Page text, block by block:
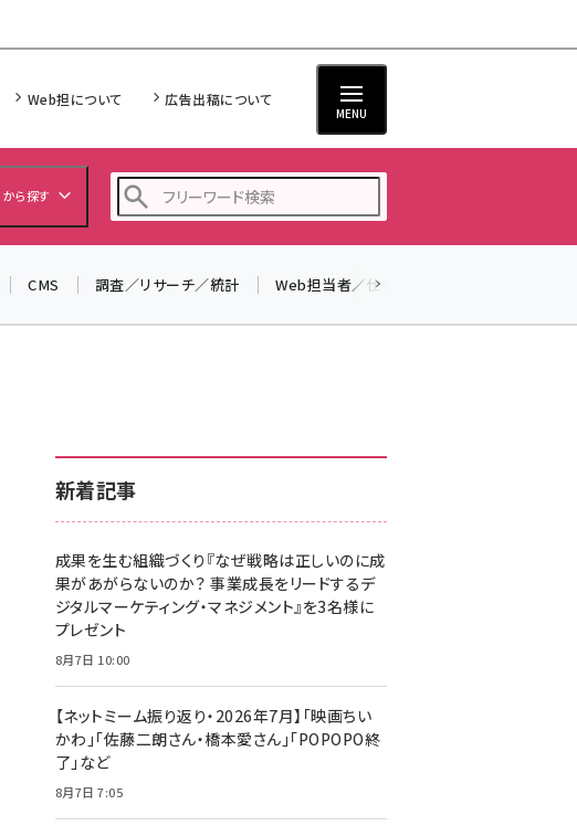
Web担について 広告出稿について
MENU
から探す
z世代 (1623)
meo (1277)
llmo (1166)
CMS 調査／リサーチ／統計 Web担当者／仕事
新着記事
成果を生む組織づくり『なぜ戦略は正しいのに成
果があがらないのか？ 事業成長をリードするデ
ジタルマーケティング・マネジメント』を3名様に
プレゼント
8月7日 10:00
【ネットミーム振り返り・2026年7月】「映画ちい
かわ」「佐藤二朗さん・橋本愛さん」「POPOPO終
了」など
8月7日 7:05